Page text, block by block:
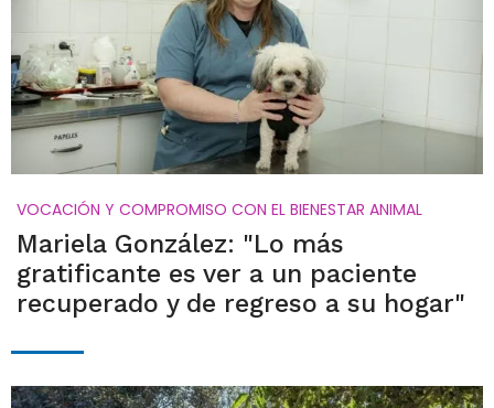
VOCACIÓN Y COMPROMISO CON EL BIENESTAR ANIMAL
Mariela González: "Lo más
gratificante es ver a un paciente
recuperado y de regreso a su hogar"